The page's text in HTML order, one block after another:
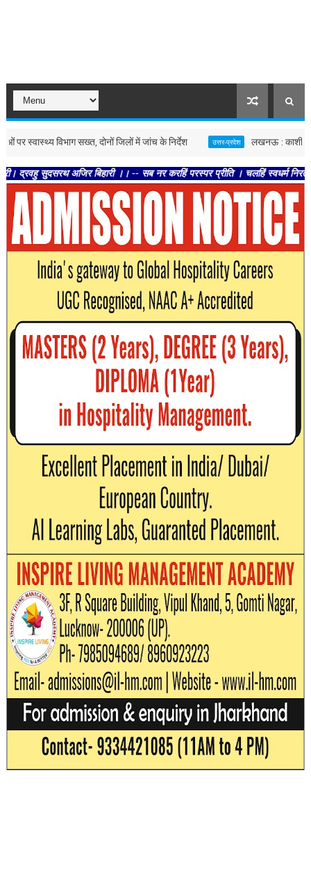
विभाग सख्त, दोनों जिलों में जांच के निर्देश उत्तर-प्रदेश लखनऊ : काशी के
अजिर बिहारी ।। -- सब नर करहिं परस्पर प्रीति । चलहिं स्वधर्म निरत